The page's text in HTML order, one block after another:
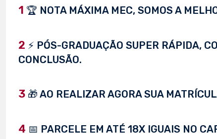
1 🏆 NOTA MÁXIMA MEC, SOMOS A
2 ⚡ PÓS-GRADUAÇÃO SUPER RÁPIDA,
CONCLUSÃO.
3 🎁 AO REALIZAR AGORA SUA
4 📅 PARCELE EM ATÉ 18X IGUAIS NO